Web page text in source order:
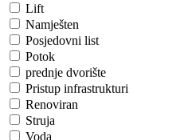
Lift
Namješten
Posjedovni list
Potok
prednje dvorište
Pristup infrastrukturi
Renoviran
Struja
Voda